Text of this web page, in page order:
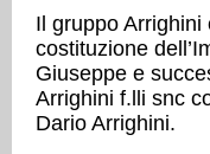
Il gruppo
costituzione
Giuseppe e
Arrighini f.lli snc
Dario Arrighini.